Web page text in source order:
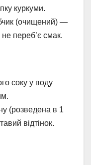
куркуми.
(очищений) —
не переб’є смак.
соку у воду
(розведена в 1
відтінок.